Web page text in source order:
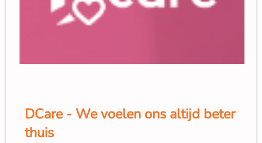
DCare - We voelen ons altijd beter
thuis